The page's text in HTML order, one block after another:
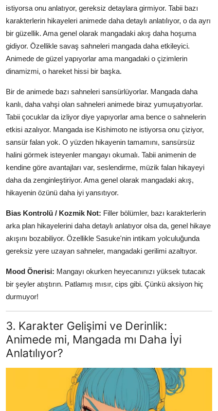
istiyorsa onu anlatıyor, gereksiz detaylara girmiyor. Tabii bazı
karakterlerin hikayeleri animede daha detaylı anlatılıyor, o da ayrı
bir güzellik. Ama genel olarak mangadaki akış daha hoşuma
gidiyor. Özellikle savaş sahneleri mangada daha etkileyici.
Animede de güzel yapıyorlar ama mangadaki o çizimlerin
dinamizmi, o hareket hissi bir başka.
Bir de animede bazı sahneleri sansürlüyorlar. Mangada daha
kanlı, daha vahşi olan sahneleri animede biraz yumuşatıyorlar.
Tabii çocuklar da izliyor diye yapıyorlar ama bence o sahnelerin
etkisi azalıyor. Mangada ise Kishimoto ne istiyorsa onu çiziyor,
sansür falan yok. O yüzden hikayenin tamamını, sansürsüz
halini görmek isteyenler mangayı okumalı. Tabii animenin de
kendine göre avantajları var, seslendirme, müzik falan hikayeyi
daha da zenginleştiriyor. Ama genel olarak mangadaki akış,
hikayenin özünü daha iyi yansıtıyor.
Bias Kontrolü / Kozmik Not: Filler bölümler, bazı karakterlerin
arka plan hikayelerini daha detaylı anlatıyor olsa da, genel hikaye
akışını bozabiliyor. Özellikle Sasuke'nin intikam yolculuğunda
gereksiz yere uzayan sahneler, mangadaki gerilimi azaltıyor.
Mood Önerisi: Mangayı okurken heyecanınızı yüksek tutacak
bir şeyler atıştırın. Patlamış mısır, cips gibi. Çünkü aksiyon hiç
durmuyor!
3. Karakter Gelişimi ve Derinlik:
Animede mi, Mangada mı Daha İyi
Anlatılıyor?